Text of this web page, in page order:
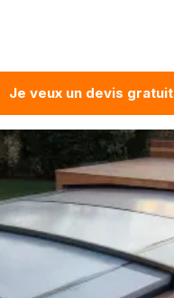
Je veux un devis gratuit